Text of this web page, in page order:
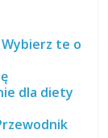
te o
dla diety